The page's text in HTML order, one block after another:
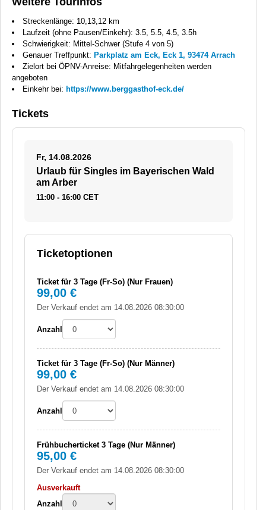
Streckenlänge: 10,13,12 km
Laufzeit (ohne Pausen/Einkehr): 3.5, 5.5, 4.5, 3.5h
Schwierigkeit: Mittel-Schwer (Stufe 4 von 5)
Genauer Treffpunkt: Parkplatz am Eck, Eck 1, 93474 Arrach
Zielort bei ÖPNV-Anreise: Mitfahrgelegenheiten werden
angeboten
Einkehr bei: https://www.berggasthof-eck.de/
Tickets
Fr, 14.08.2026
Urlaub für Singles im Bayerischen Wald
am Arber
11:00 - 16:00 CET
Ticketoptionen
Ticket für 3 Tage (Fr-So) (Nur Frauen)
99,00 €
Der Verkauf endet am 14.08.2026 08:30:00
Anzahl
Ticket für 3 Tage (Fr-So) (Nur Männer)
99,00 €
Der Verkauf endet am 14.08.2026 08:30:00
Anzahl
Frühbucherticket 3 Tage (Nur Männer)
95,00 €
Der Verkauf endet am 14.08.2026 08:30:00
Ausverkauft
Anzahl